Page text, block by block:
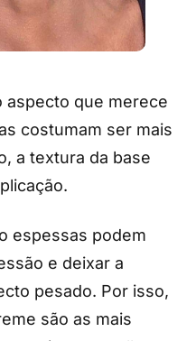
aspecto que merece
costumam ser mais
a textura da base
espessas podem
e deixar a
pesado. Por isso,
são as mais